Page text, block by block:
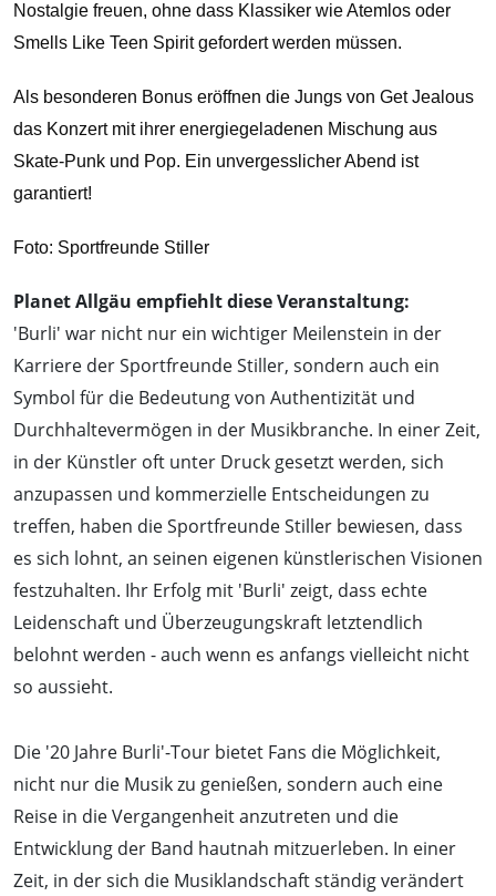
Nostalgie freuen, ohne dass Klassiker wie Atemlos oder
Smells Like Teen Spirit gefordert werden müssen.
Als besonderen Bonus eröffnen die Jungs von Get Jealous
das Konzert mit ihrer energiegeladenen Mischung aus
Skate-Punk und Pop. Ein unvergesslicher Abend ist
garantiert!
Foto: Sportfreunde Stiller
Planet Allgäu empfiehlt diese Veranstaltung:
'Burli' war nicht nur ein wichtiger Meilenstein in der
Karriere der Sportfreunde Stiller, sondern auch ein
Symbol für die Bedeutung von Authentizität und
Durchhaltevermögen in der Musikbranche. In einer Zeit,
in der Künstler oft unter Druck gesetzt werden, sich
anzupassen und kommerzielle Entscheidungen zu
treffen, haben die Sportfreunde Stiller bewiesen, dass
es sich lohnt, an seinen eigenen künstlerischen Visionen
festzuhalten. Ihr Erfolg mit 'Burli' zeigt, dass echte
Leidenschaft und Überzeugungskraft letztendlich
belohnt werden - auch wenn es anfangs vielleicht nicht
so aussieht.
Die '20 Jahre Burli'-Tour bietet Fans die Möglichkeit,
nicht nur die Musik zu genießen, sondern auch eine
Reise in die Vergangenheit anzutreten und die
Entwicklung der Band hautnah mitzuerleben. In einer
Zeit, in der sich die Musiklandschaft ständig verändert